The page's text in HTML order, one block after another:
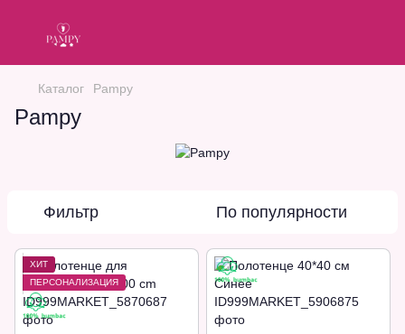
Каталог Pampy
Pampy
Фильтр По популярности
ХИТ
ПЕРСОНАЛИЗАЦИЯ